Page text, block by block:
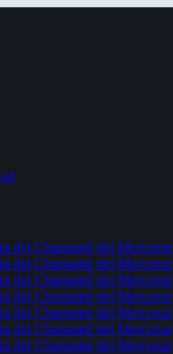
del Chamamé del Mercosur
del Chamamé del Mercosur
del Chamamé del Mercosur
del Chamamé del Mercosur
del Chamamé del Mercosur
del Chamamé del Mercosur
del Chamamé del Mercosur